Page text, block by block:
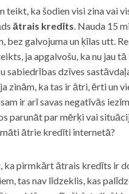
teikt, ka šodien visi zina vai
ātrais kredīts. Nauda 15
bez galvojuma un ķīlas utt.
ja apgalvošu, ka nu jau tā
sabiedrības dzīves
zinām, ka tas ir ātri, ērti un
ir arī savas negatīvās
parunāt par mērķi vai
ātrie kredīti internetā?
ka pirmkārt ātrais kredīts ir
tas nav līdzeklis, kas